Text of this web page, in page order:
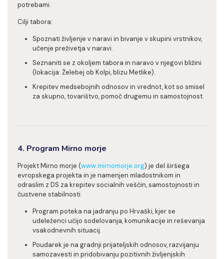
potrebami.
Cilji tabora:
Spoznati življenje v naravi in bivanje v skupini vrstnikov,
učenje preživetja v naravi.
Seznaniti se z okoljem tabora in naravo v njegovi bližini
(lokacija: Želebej ob Kolpi, blizu Metlike).
Krepitev medsebojnih odnosov in vrednot, kot so smisel
za skupno, tovarištvo, pomoč drugemu in samostojnost.
4. Program Mirno morje
Projekt Mirno morje (www.mirnomorje.org) je del širšega
evropskega projekta in je namenjen mladostnikom in
odraslim z DS za krepitev socialnih veščin, samostojnosti in
čustvene stabilnosti.
Program poteka na jadranju po Hrvaški, kjer se
udeleženci učijo sodelovanja, komunikacije in reševanja
vsakodnevnih situacij.
Poudarek je na gradnji prijateljskih odnosov, razvijanju
samozavesti in pridobivanju pozitivnih življenjskih